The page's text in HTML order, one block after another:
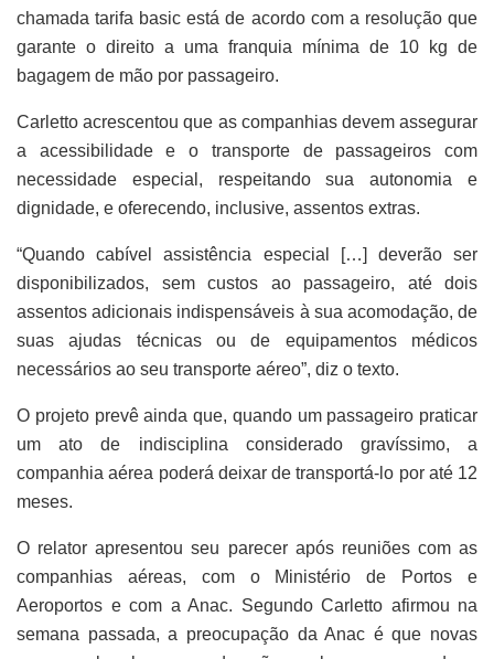
chamada tarifa basic está de acordo com a resolução que
garante o direito a uma franquia mínima de 10 kg de
bagagem de mão por passageiro.
Carletto acrescentou que as companhias devem assegurar
a acessibilidade e o transporte de passageiros com
necessidade especial, respeitando sua autonomia e
dignidade, e oferecendo, inclusive, assentos extras.
“Quando cabível assistência especial […] deverão ser
disponibilizados, sem custos ao passageiro, até dois
assentos adicionais indispensáveis à sua acomodação, de
suas ajudas técnicas ou de equipamentos médicos
necessários ao seu transporte aéreo”, diz o texto.
O projeto prevê ainda que, quando um passageiro praticar
um ato de indisciplina considerado gravíssimo, a
companhia aérea poderá deixar de transportá-lo por até 12
meses.
O relator apresentou seu parecer após reuniões com as
companhias aéreas, com o Ministério de Portos e
Aeroportos e com a Anac. Segundo Carletto afirmou na
semana passada, a preocupação da Anac é que novas